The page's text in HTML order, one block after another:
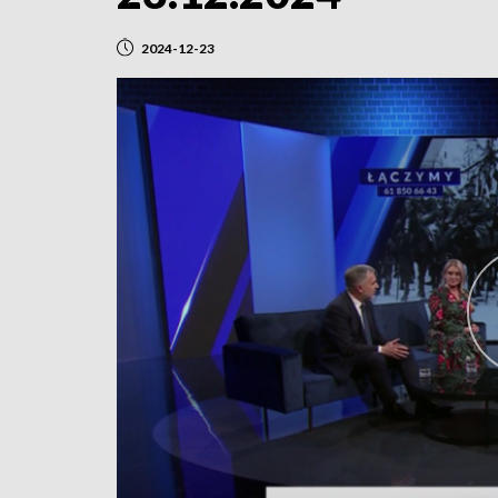
2024-12-23